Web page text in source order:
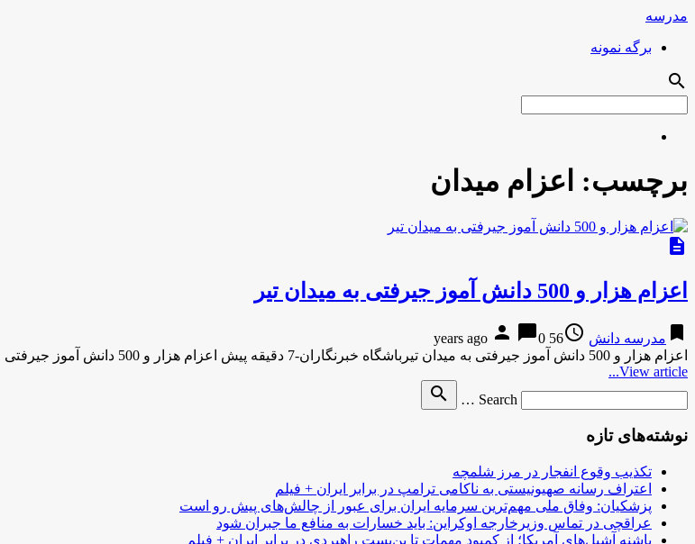
مدرسه
برگه نمونه
search
برچسب: اعزام میدان
description
اعزام هزار و 500 دانش آموز جیرفتی به میدان تیر
bookmark مدرسه دانش access_time
56 years ago
person chat_bubble0
اعزام هزار و 500 دانش آموز جیرفتی به میدان تیرباشگاه خبرنگاران-7 دقیقه پیش اعزام هزار و 500 دانش آموز جیرفتی …
View article...
Search …
search
نوشته‌های تازه
تکذیب وقوع انفجار در مرز شلمچه
اعتراف رسانه صهیونیستی به ناکامی ترامپ در برابر ایران + فیلم
پزشکیان: وفاق ملی مهم‌ترین سرمایه ایران برای عبور از چالش‌های پیش رو است
عراقچی در تماس وزیرخارجه اوکراین: باید خسارات به منافع ما جبران شود
پاشنه آشیل‌های آمریکا؛ از کمبود مهمات تا بن‌بست راهبردی در برابر ایران + فیلم